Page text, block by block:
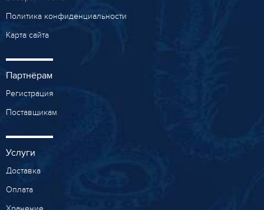
Политика конфиденциальности
Карта сайта
Партнёрам
Регистрация
Поставщикам
Услуги
Доставка
Оплата